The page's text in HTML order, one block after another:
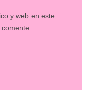
y web en este